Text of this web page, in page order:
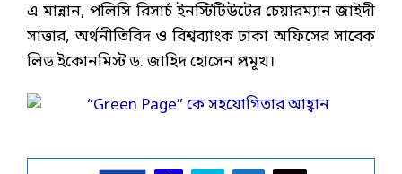
এ মান্নান, পলিসি রিসার্চ ইনস্টিটিউটের চেয়ারম্যান জাইদী
সাত্তার, অর্থনীতিবিদ ও বিশ্বব্যাংক ঢাকা অফিসের সাবেক
লিড ইকোনমিস্ট ড. জাহিদ হোসেন প্রমূখ।